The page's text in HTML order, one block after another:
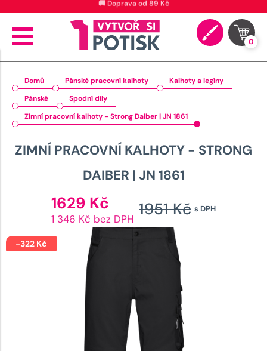
🚚 Doprava od 89 Kč
0
Domů Pánské pracovní kalhoty
Kalhoty a legíny
Pánské
Spodní díly
Zimní pracovní kalhoty - Strong Daiber | JN 1861
ZIMNÍ PRACOVNÍ KALHOTY - STRONG
DAIBER | JN 1861
s DPH
1951Kč
1629 Kč cena
je:
1 346 Kč bez DPH
-322 Kč